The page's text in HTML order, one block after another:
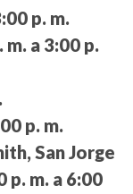
p. m.
m. a 3:00 p.
p. m.
San Jorge
p. m. a 6:00